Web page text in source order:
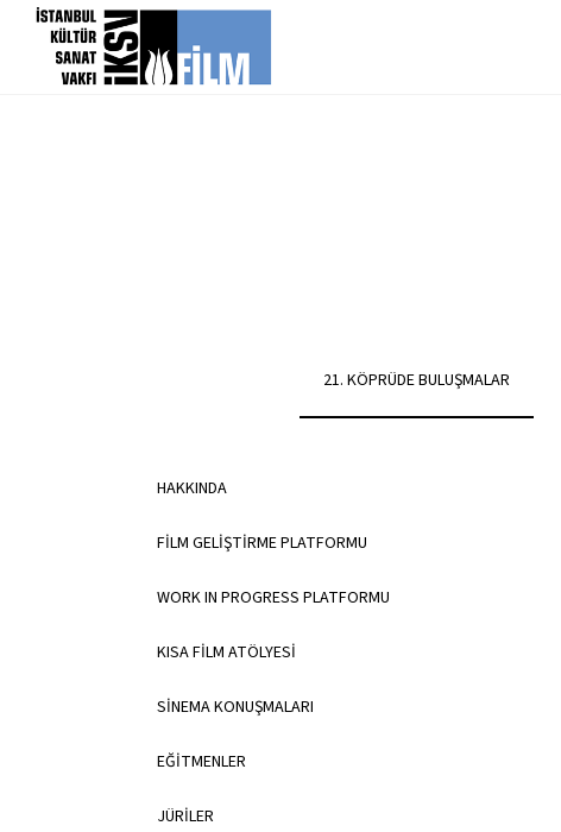
icerigi atla
21. KÖPRÜDE BULUŞMALAR
HAKKINDA
FİLM GELİŞTİRME PLATFORMU
WORK IN PROGRESS PLATFORMU
KISA FİLM ATÖLYESİ
SİNEMA KONUŞMALARI
EĞİTMENLER
JÜRİLER